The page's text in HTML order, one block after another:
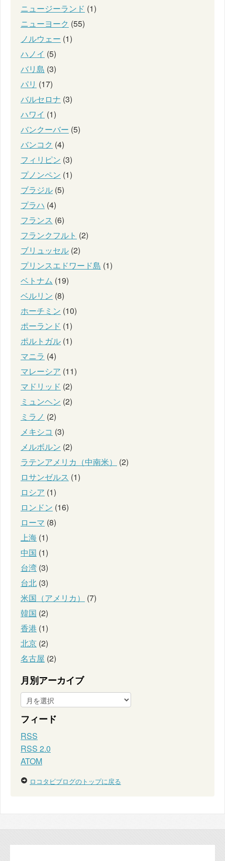
ニュージーランド (1)
ニューヨーク (55)
ノルウェー (1)
ハノイ (5)
バリ島 (3)
パリ (17)
バルセロナ (3)
ハワイ (1)
バンクーバー (5)
バンコク (4)
フィリピン (3)
プノンペン (1)
ブラジル (5)
プラハ (4)
フランス (6)
フランクフルト (2)
ブリュッセル (2)
プリンスエドワード島 (1)
ベトナム (19)
ベルリン (8)
ホーチミン (10)
ポーランド (1)
ポルトガル (1)
マニラ (4)
マレーシア (11)
マドリッド (2)
ミュンヘン (2)
ミラノ (2)
メキシコ (3)
メルボルン (2)
ラテンアメリカ（中南米）
(2)
ロサンゼルス (1)
ロシア (1)
ロンドン (16)
ローマ (8)
上海 (1)
中国 (1)
台湾 (3)
台北 (3)
米国（アメリカ）
(7)
韓国 (2)
香港 (1)
北京 (2)
名古屋 (2)
月別アーカイブ
フィード
RSS
RSS 2.0
ATOM
ロコタビブログのトップに戻る